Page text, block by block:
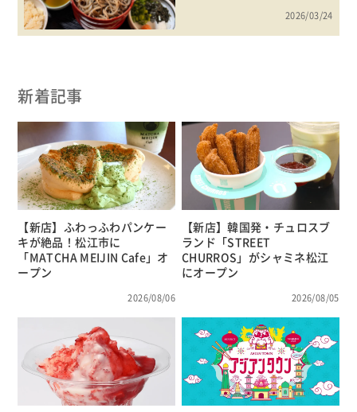
2026/03/24
新着記事
【新店】ふわっふわパンケー
キが絶品！松江市に
「MATCHA MEIJIN Cafe」オ
ープン
2026/08/06
【新店】韓国発・チュロスブ
ランド「STREET
CHURROS」がシャミネ松江
にオープン
2026/08/05